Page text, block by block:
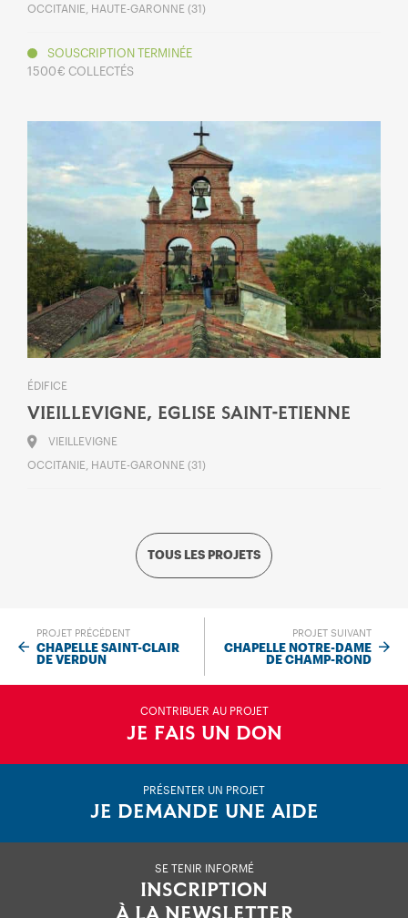
TOUS LES PROJETS
OCCITANIE, HAUTE-GARONNE (31)
SOUSCRIPTION TERMINÉE
1 500 € COLLECTÉS
ÉDIFICE
VIEILLEVIGNE, EGLISE SAINT-ETIENNE
VIEILLEVIGNE
OCCITANIE, HAUTE-GARONNE (31)
PROJET PRÉCÉDENT
CHAPELLE SAINT-CLAIR
DE VERDUN
PROJET SUIVANT
CHAPELLE NOTRE-DAME
DE CHAMP-ROND
CONTRIBUER AU PROJET
JE FAIS UN DON
PRÉSENTER UN PROJET
JE DEMANDE UNE AIDE
SE TENIR INFORMÉ
INSCRIPTION